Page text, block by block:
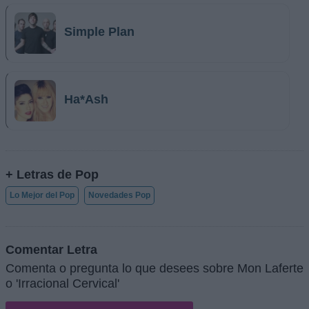
Simple Plan
Ha*Ash
+ Letras de Pop
Lo Mejor del Pop Novedades Pop
Comentar Letra
Comenta o pregunta lo que desees sobre Mon Laferte
o 'Irracional Cervical'